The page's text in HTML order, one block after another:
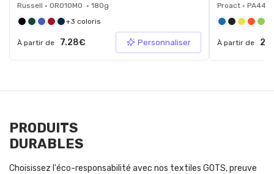
Russell • 0R010M0 • 180g
+3 coloris
À partir de 7.28€ Personnaliser
Proact • PA445
À partir de
PRODUITS
DURABLES
Choisissez l'éco-responsabilité avec nos textiles GOTS, preuve